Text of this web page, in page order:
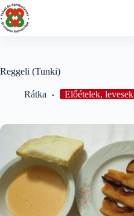
Skip
to
content
Reggeli (Tunki)
Rátka Előételek, levesek